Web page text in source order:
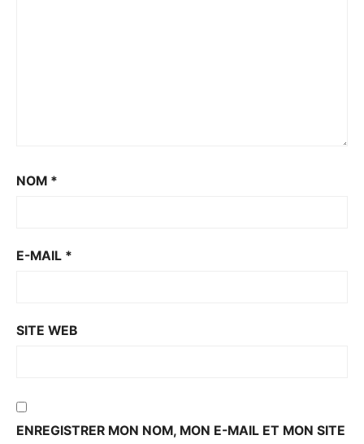
NOM *
E-MAIL *
SITE WEB
ENREGISTRER MON NOM, MON E-MAIL ET MON SITE